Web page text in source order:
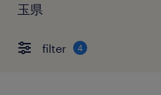
玉県
filter 4